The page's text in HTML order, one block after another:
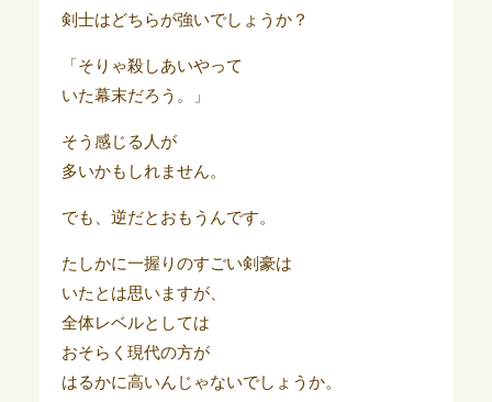
剣士はどちらが強いでしょうか？
「そりゃ殺しあいやって
いた幕末だろう。」
そう感じる人が
多いかもしれません。
でも、逆だとおもうんです。
たしかに一握りのすごい剣豪は
いたとは思いますが、
全体レベルとしては
おそらく現代の方が
はるかに高いんじゃないでしょうか。